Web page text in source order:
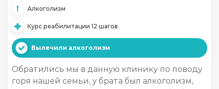
Алкоголизм
Курс реабилитации 12 шагов
Вылечили алкоголизм
Обратились мы в данную клинику по поводу
горя нашей семьи, у брата был алкоголизм,